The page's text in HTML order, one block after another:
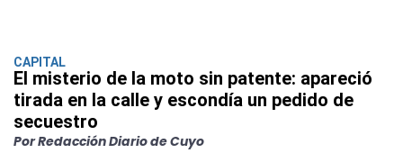
CAPITAL
El misterio de la moto sin patente: apareció
tirada en la calle y escondía un pedido de
secuestro
Por Redacción Diario de Cuyo